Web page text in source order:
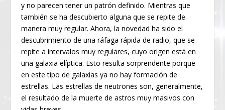
y no parecen tener un patrón definido. Mientras que
también se ha descubierto alguna que se repite de
manera muy regular. Ahora, la novedad ha sido el
descubrimiento de una ráfaga rápida de radio, que se
repite a intervalos muy regulares, cuyo origen está en
una galaxia elíptica. Esto resulta sorprendente porque
en este tipo de galaxias ya no hay formación de
estrellas. Las estrellas de neutrones son, generalmente,
el resultado de la muerte de astros muy masivos con